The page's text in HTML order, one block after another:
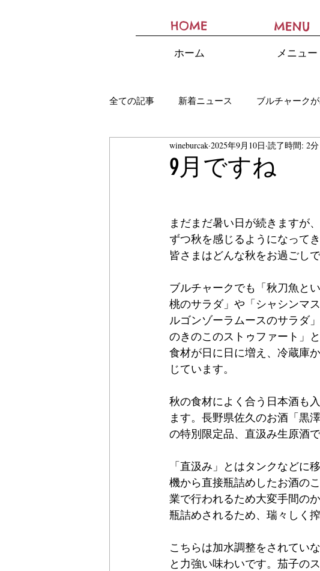
HOME MENU
ホーム メニュー
全ての記事 新着ニュース ブルチャーク
9月ですね
wineburcak 2025年9月10日 読了時間: 2分
まだまだ暑い日が続きますが
ずつ秋を感じるようになってき
皆さまはどんな秋をお過ごしで
ブルチャークでも「秋刀魚と
桃のサラダ」や「シャシンマ
ルゴンゾーラムースのサラダ
のきのこのストゥファート」
食材が日に日に増え、冷蔵庫
じています。
秋の食材によく合う日本酒も
ます。長野県佐久のお酒「黒
の特別限定品、直汲み生原酒で
「直汲み」とはタンクなどに
機から直接瓶詰めしたお酒の
業で行われるため大変手間の
瓶詰めされるため、瑞々しく
こちらは加水調整をされてい
と力強い味わいです。茄子の